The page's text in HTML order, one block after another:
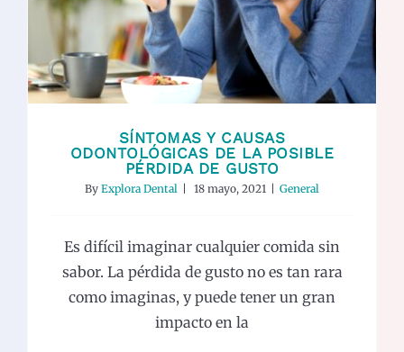
la posible pérdida de gusto
General
SÍNTOMAS Y CAUSAS
ODONTOLÓGICAS DE LA POSIBLE
PÉRDIDA DE GUSTO
By Explora Dental | 18 mayo, 2021 | General
Es difícil imaginar cualquier comida sin
sabor. La pérdida de gusto no es tan rara
como imaginas, y puede tener un gran
impacto en la